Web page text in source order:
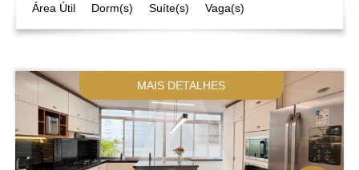
Área Útil
Dorm(s)
Suíte(s)
Vaga(s)
MAIS DETALHES